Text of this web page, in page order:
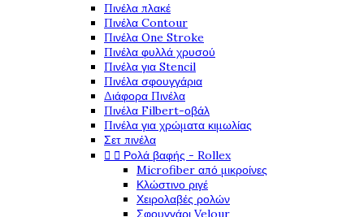
Πινέλα πλακέ
Πινέλα Contour
Πινέλα One Stroke
Πινέλα φυλλά χρυσού
Πινέλα για Stencil
Πινέλα σφουγγάρια
Διάφορα Πινέλα
Πινέλα Filbert-οβάλ
Πινέλα για χρώματα κιμωλίας
Σετ πινέλα
  Ρολά βαφής - Rollex
Microfiber από μικροίνες
Κλώστινο ριγέ
Χειρολαβές ρολών
Σφουγγάρι Velour